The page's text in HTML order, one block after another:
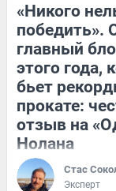
«Никого
победить».
главный
этого года,
бьет
прокате:
отзыв на
Нолана
Стас
Эксперт